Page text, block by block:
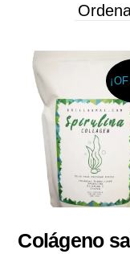
Colágeno